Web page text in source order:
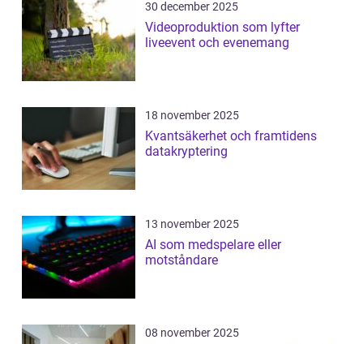
30 december 2025
Videoproduktion som lyfter
liveevent och evenemang
18 november 2025
Kvantsäkerhet och framtidens
datakryptering
13 november 2025
AI som medspelare eller
motståndare
08 november 2025